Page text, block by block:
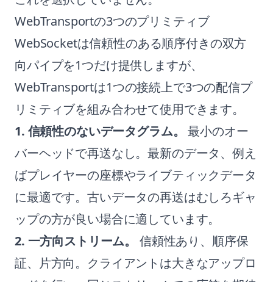
WebTransportの3つのプリミティブ
WebSocketは信頼性のある順序付きの双方
向パイプを1つだけ提供しますが、
WebTransportは1つの接続上で3つの配信プ
リミティブを組み合わせて使用できます。
1. 信頼性のないデータグラム。 最小のオー
バーヘッドで再送なし。最新のデータ、例え
ばプレイヤーの座標やライブティックデータ
に最適です。古いデータの再送はむしろギャ
ップの方が良い場合に適しています。
2. 一方向ストリーム。
信頼性あり、順序保
証、片方向。クライアントは大きなアップロ